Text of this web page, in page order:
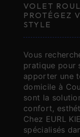
VOLET
PROTÉGEZ
STYLE
Vous
pratique pour
apporter une
domicile à
sont la
confort,
Chez EURL
spécialisés